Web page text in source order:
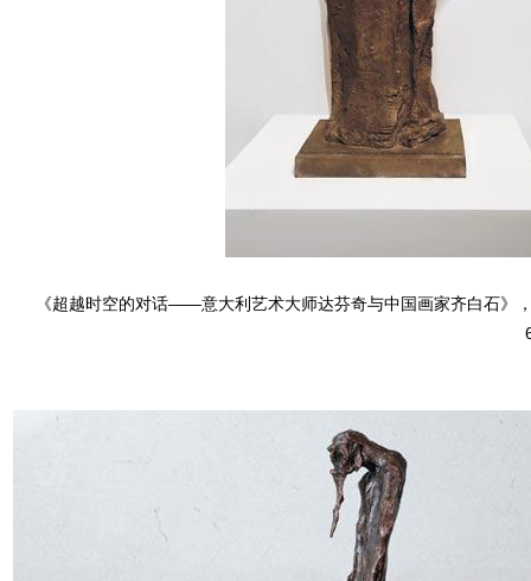
《超越时空的对话——意大利艺术大师达芬奇与中国画家齐白石》